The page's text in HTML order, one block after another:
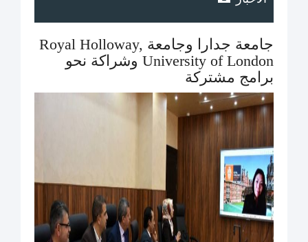
جامعة جدارا وجامعة Royal Holloway,
University of London وشراكة نحو
برامج مشتركة